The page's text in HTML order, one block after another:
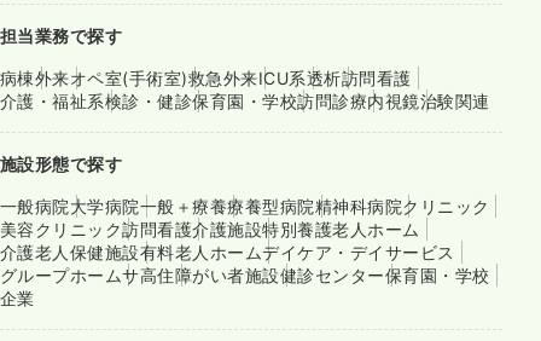
担当業務で探す
病棟外来オペ室(手術室)救急外来ICU系透析訪問看護
介護・福祉系検診・健診保育園・学校訪問診療内視鏡治験関連
施設形態で探す
一般病院大学病院一般＋療養療養型病院精神科病院クリニック
美容クリニック訪問看護介護施設特別養護老人ホーム
介護老人保健施設有料老人ホームデイケア・デイサービス
グループホームサ高住障がい者施設健診センター保育園・学校
企業